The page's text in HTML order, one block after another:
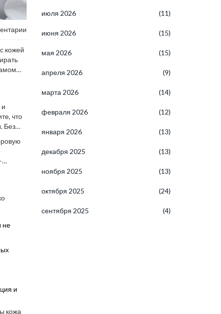
кожей
что
Без
не
и
кожа
июля 2026 (11)
июня 2026 (15)
мая 2026 (15)
апреля 2026 (9)
марта 2026 (14)
февраля 2026 (12)
января 2026 (13)
декабря 2025 (13)
ноября 2025 (13)
октября 2025 (24)
сентября 2025 (4)